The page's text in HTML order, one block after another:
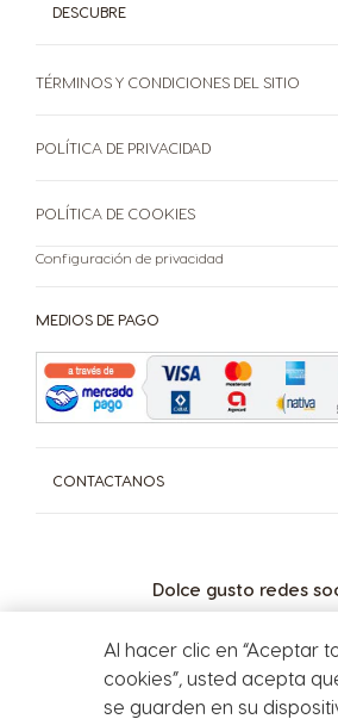
Chocolate
Genio S
Descubrí todos los modelos
DESCUBRE
El mundo del café
Preguntas frecuentes
Política de Privacidad
Libro de Quejas On-Line
Defensa del Consumidor - Ventanilla
Para consultas y/o denuncias Ingrese
Dolce gusto redes
MEDIOS DE PAGO
CONTACTANOS
TÉRMINOS Y CONDICIONES DEL SITIO
POLÍTICA DE PRIVACIDAD
POLÍTICA DE COOKIES
Configuración de privacidad
Al hacer clic en “Aceptar
cookies”, usted acepta
se guarden en su